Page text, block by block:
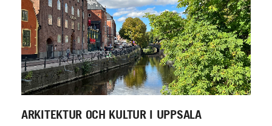
ARKITEKTUR OCH KULTUR I UPPSALA